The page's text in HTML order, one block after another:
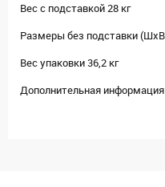
Вес с подставкой 28 кг
Размеры без подставки
Вес упаковки 36,2 кг
Дополнительная